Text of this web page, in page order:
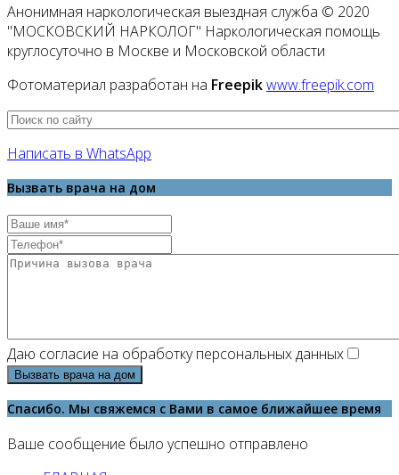
Анонимная наркологическая выездная служба © 2020
"МОСКОВСКИЙ НАРКОЛОГ" Наркологическая помощь
круглосуточно в Москве и Московской области
Фотоматериал разработан на Freepikwww.freepik.com
Написать в WhatsApp
Вызвать врача на дом
Даю согласие на обработку персональных данных
Вызвать врача на дом
Спасибо. Мы свяжемся с Вами в самое ближайшее время
Ваше сообщение было успешно отправлено